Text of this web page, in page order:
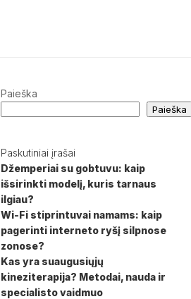
Paieška
Paieška
Paskutiniai įrašai
Džemperiai su gobtuvu: kaip
išsirinkti modelį, kuris tarnaus
ilgiau?
Wi-Fi stiprintuvai namams: kaip
pagerinti interneto ryšį silpnose
zonose?
Kas yra suaugusiųjų
kineziterapija? Metodai, nauda ir
specialisto vaidmuo